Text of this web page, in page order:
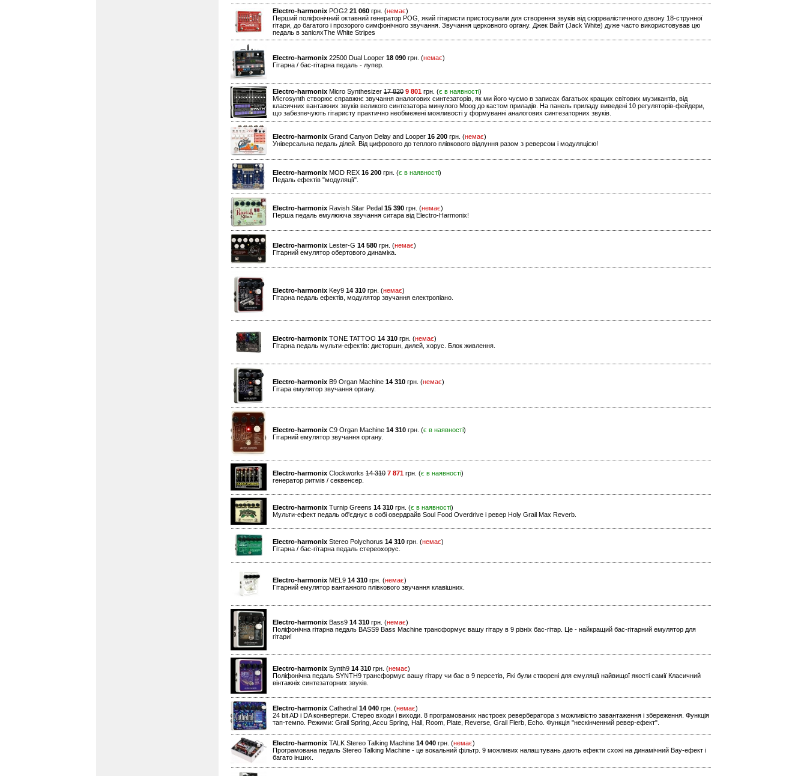
Electro-harmonix POG2 21 060 грн. (немає)
Перший поліфонічний октавний генератор POG, який гітаристи пристосували для створення звуків від сюрреалістичного дзвону 18-струнної
гітари, до багатого і прозорого симфонічного звучання. Звучання церковного органу. Джек Вайт (Jack White) дуже часто використовував цю
педаль в запісяхThe White Stripes
Electro-harmonix 22500 Dual Looper 18 090 грн. (немає)
Гітарна / бас-гітарна педаль - лупер.
Electro-harmonix Micro Synthesizer 17 820 9 801 грн. (є в наявності)
Microsynth створює справжнє звучання аналогових синтезаторів, як ми його чуємо в записах багатьох кращих світових музикантів, від
класичних вантажних звуків великого синтезатора минулого Moog до кастом приладів. На панель приладу виведені 10 регуляторів-фейдери,
що забезпечують гітаристу практично необмежені можливості у формуванні аналогових синтезаторних звуків.
Electro-harmonix Grand Canyon Delay and Looper 16 200 грн. (немає)
Універсальна педаль ділей. Від цифрового до теплого плівкового відлуння разом з реверсом і модуляцією!
Electro-harmonix MOD REX 16 200 грн. (є в наявності)
Педаль ефектів "модуляції".
Electro-harmonix Ravish Sitar Pedal 15 390 грн. (немає)
Перша педаль емулююча звучання ситара від Electro-Harmonix!
Electro-harmonix Lester-G 14 580 грн. (немає)
Гітарний емулятор обертового динаміка.
Electro-harmonix Key9 14 310 грн. (немає)
Гітарна педаль ефектів, модулятор звучання електропіано.
Electro-harmonix TONE TATTOO 14 310 грн. (немає)
Гітарна педаль мульти-ефектів: дисторшн, дилей, хорус. Блок живлення.
Electro-harmonix B9 Organ Machine 14 310 грн. (немає)
Гітара емулятор звучання органу.
Electro-harmonix C9 Organ Machine 14 310 грн. (є в наявності)
Гітарний емулятор звучання органу.
Electro-harmonix Clockworks 14 310 7 871 грн. (є в наявності)
генератор ритмів / секвенсер.
Electro-harmonix Turnip Greens 14 310 грн. (є в наявності)
Мульти-ефект педаль об'єднує в собі овердрайв Soul Food Overdrive і ревер Holy Grail Max Reverb.
Electro-harmonix Stereo Polychorus 14 310 грн. (немає)
Гітарна / бас-гітарна педаль стереохорус.
Electro-harmonix MEL9 14 310 грн. (немає)
Гітарний емулятор вантажного плівкового звучання клавішних.
Electro-harmonix Bass9 14 310 грн. (немає)
Поліфонічна гітарна педаль BASS9 Bass Machine трансформує вашу гітару в 9 різніх бас-гітар. Це - найкращий бас-гітарний емулятор для
гітари!
Electro-harmonix Synth9 14 310 грн. (немає)
Поліфонічна педаль SYNTH9 трансформує вашу гітару чи бас в 9 персетів, Які були створені для емуляції найвищої якості самії Класичний
вінтажніх синтезаторних звуків.
Electro-harmonix Cathedral 14 040 грн. (немає)
24 bit AD і DA конвертери. Стерео входи і виходи. 8 програмованих настроех ревербератора з можливістю завантаження і збереження. Функція
тап-темпо. Режими: Grail Spring, Accu Spring, Hall, Room, Plate, Reverse, Grail Flerb, Echo. Функція "нескінченний ревер-ефект".
Electro-harmonix TALK Stereo Talking Machine 14 040 грн. (немає)
Програмована педаль Stereo Talking Machine - це вокальний фільтр. 9 можливих налаштувань дають ефекти схожі на динамічний Вау-ефект і
багато інших.